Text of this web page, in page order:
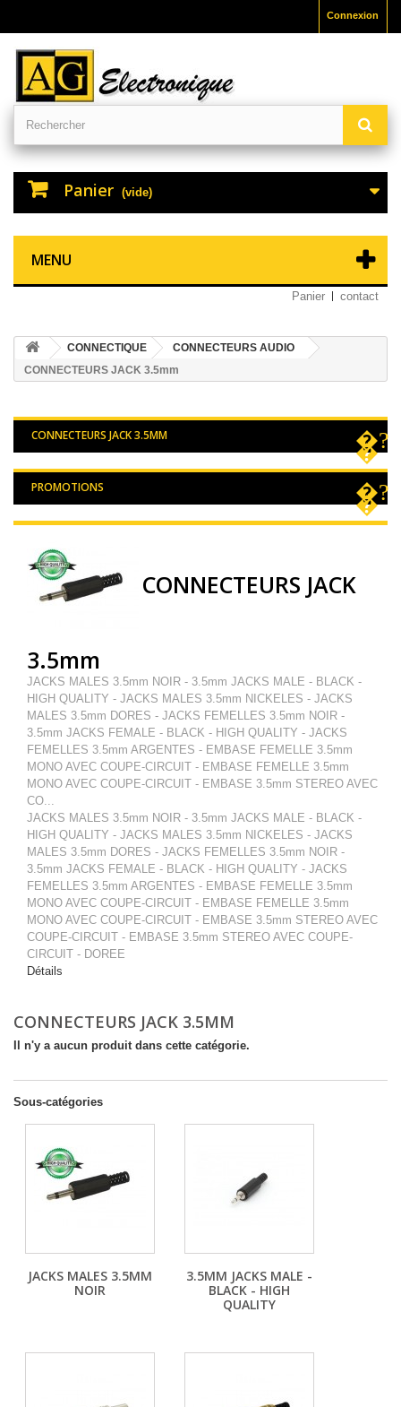
Connexion
Panier (vide)
MENU
Panier contact
CONNECTIQUE
CONNECTEURS AUDIO
CONNECTEURS JACK 3.5mm
CONNECTEURS JACK 3.5MM
PROMOTIONS
CONNECTEURS JACK
3.5mm
JACKS MALES 3.5mm NOIR - 3.5mm JACKS MALE - BLACK -
HIGH QUALITY - JACKS MALES 3.5mm NICKELES - JACKS
MALES 3.5mm DORES - JACKS FEMELLES 3.5mm NOIR -
3.5mm JACKS FEMALE - BLACK - HIGH QUALITY - JACKS
FEMELLES 3.5mm ARGENTES - EMBASE FEMELLE 3.5mm
MONO AVEC COUPE-CIRCUIT - EMBASE FEMELLE 3.5mm
MONO AVEC COUPE-CIRCUIT - EMBASE 3.5mm STEREO AVEC
CO...
JACKS MALES 3.5mm NOIR - 3.5mm JACKS MALE - BLACK -
HIGH QUALITY - JACKS MALES 3.5mm NICKELES - JACKS
MALES 3.5mm DORES - JACKS FEMELLES 3.5mm NOIR -
3.5mm JACKS FEMALE - BLACK - HIGH QUALITY - JACKS
FEMELLES 3.5mm ARGENTES - EMBASE FEMELLE 3.5mm
MONO AVEC COUPE-CIRCUIT - EMBASE FEMELLE 3.5mm
MONO AVEC COUPE-CIRCUIT - EMBASE 3.5mm STEREO AVEC
COUPE-CIRCUIT - EMBASE 3.5mm STEREO AVEC COUPE-
CIRCUIT - DOREE
Détails
CONNECTEURS JACK 3.5MM
Il n'y a aucun produit dans cette catégorie.
Sous-catégories
JACKS MALES 3.5MM
NOIR
3.5MM JACKS MALE -
BLACK - HIGH
QUALITY